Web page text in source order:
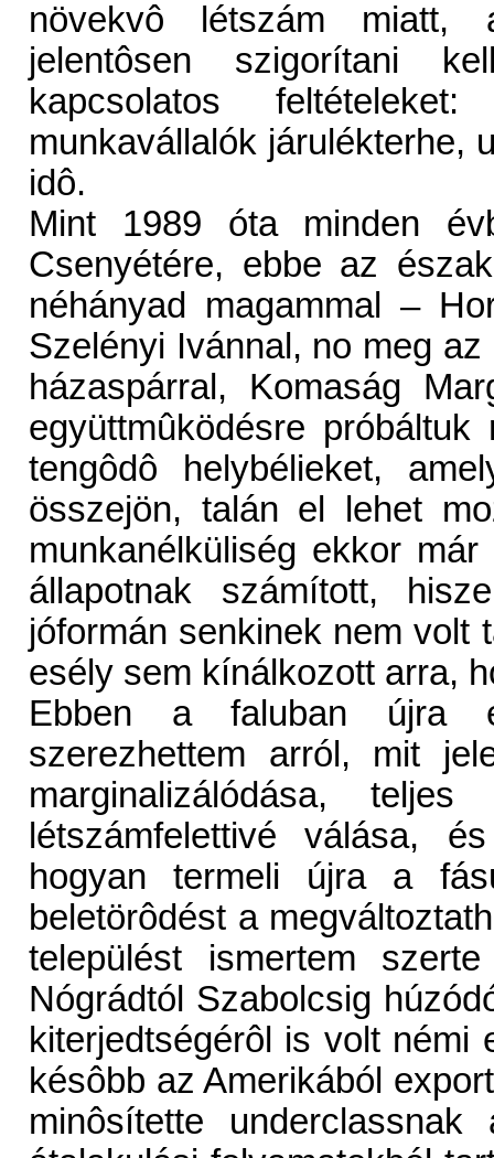
növekvô létszám miatt,
jelentôsen szigorítani
kapcsolatos
munkavállalók járulékterhe,
idô.
Mint 1989 óta minden
Csenyétére, ebbe az
néhányad magammal –
Szelényi Ivánnal, no meg
házaspárral, Komaság
együttmûködésre
tengôdô helybélieket,
összejön, talán el lehet
munkanélküliség ekkor
állapotnak számított,
jóformán senkinek nem volt
esély sem kínálkozott arra,
Ebben a faluban újra
szerezhettem arról, mit
marginalizálódása, teljes
létszámfelettivé válása,
hogyan termeli újra a
beletörôdést a
települést ismertem
Nógrádtól Szabolcsig
kiterjedtségérôl is volt némi
késôbb az Amerikából
minôsítette